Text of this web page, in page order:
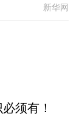
新华网
须有！